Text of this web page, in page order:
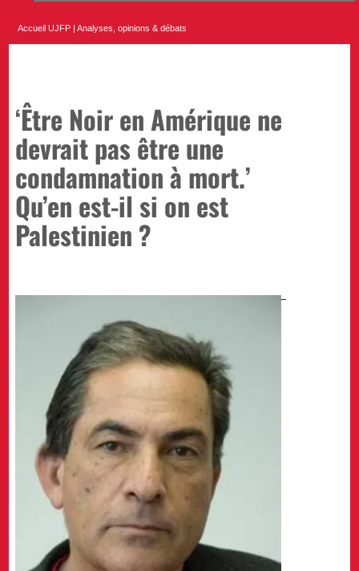
Accueil UJFP |Analyses, opinions & débats
‘Être Noir en Amérique ne
devrait pas être une
condamnation à mort.’
Qu’en est-il si on est
Palestinien ?